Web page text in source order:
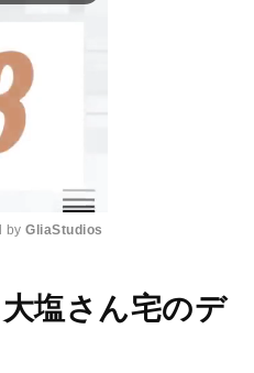
M
u
by GliaStudios
塩さん宅のデ